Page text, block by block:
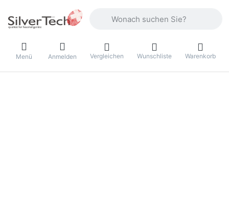
Menü Anmelden Vergleichen Wunschliste Warenkorb